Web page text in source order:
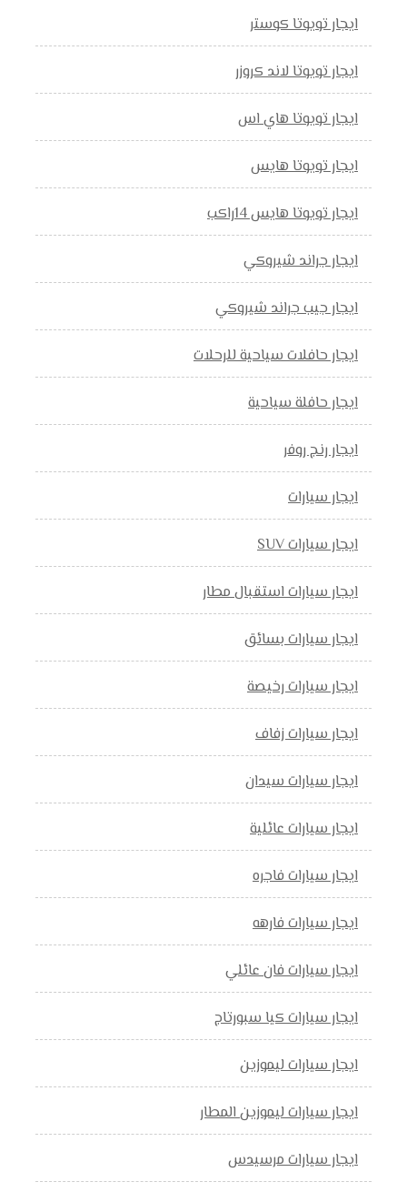
ايجار تويوتا كوستر
ايجار تويوتا لاند كروزر
ايجار تويوتا هاي اس
ايجار تويوتا هايس
ايجار تويوتا هايس 14راكب
ايجار جراند شيروكي
ايجار جيب جراند شيروكي
ايجار حافلات سياحية للرحلات
ايجار حافلة سياحية
ايجار رنج روفر
ايجار سيارات
ايجار سيارات SUV
ايجار سيارات استقبال مطار
ايجار سيارات بسائق
ايجار سيارات رخيصة
ايجار سيارات زفاف
ايجار سيارات سيدان
ايجار سيارات عائلية
ايجار سيارات فاجره
ايجار سيارات فارهه
ايجار سيارات فان عائلي
ايجار سيارات كيا سبورتاج
ايجار سيارات ليموزين
ايجار سيارات ليموزين المطار
ايجار سيارات مرسيدس